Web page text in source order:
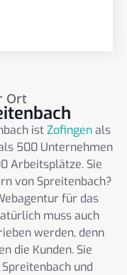
Ort
istZofingenals
500 Unternehmen
Arbeitsplätze. Sie
von Spreitenbach?
für das
muss auch
werden, denn
die Kunden. Sie
und